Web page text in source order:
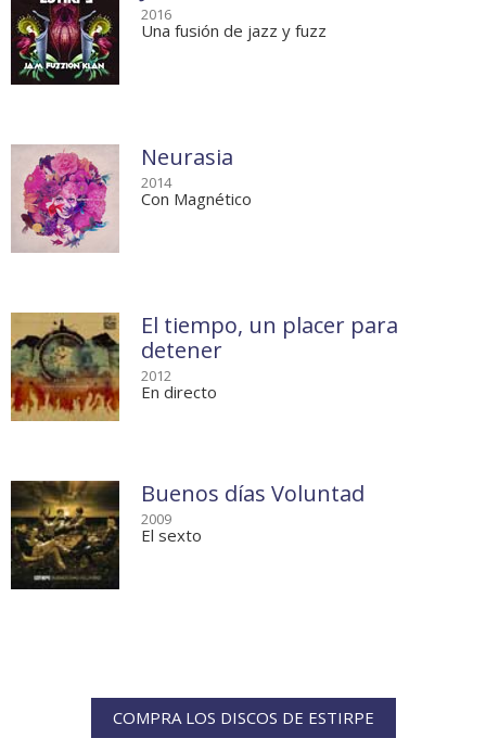
2016
Una fusión de jazz y fuzz
Neurasia
2014
Con Magnético
El tiempo, un placer para
detener
2012
En directo
Buenos días Voluntad
2009
El sexto
COMPRA LOS DISCOS DE ESTIRPE